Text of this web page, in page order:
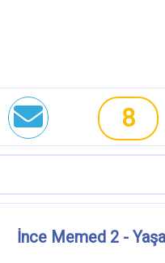
8
İnce Memed 2 -